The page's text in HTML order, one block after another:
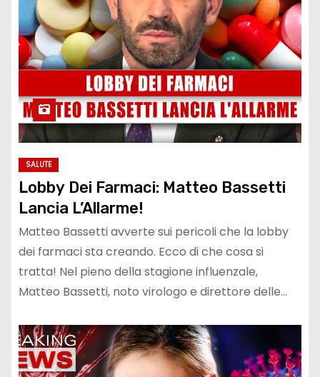
SALUTE
Lobby Dei Farmaci: Matteo Bassetti
Lancia L’Allarme!
Matteo Bassetti avverte sui pericoli che la lobby
dei farmaci sta creando. Ecco di che cosa si
tratta! Nel pieno della stagione influenzale,
Matteo Bassetti, noto virologo e direttore delle…